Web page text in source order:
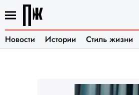
Новости Истории Стиль жизни